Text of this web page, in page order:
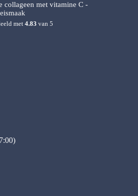
collageen met vitamine C -
met 4.83 van 5